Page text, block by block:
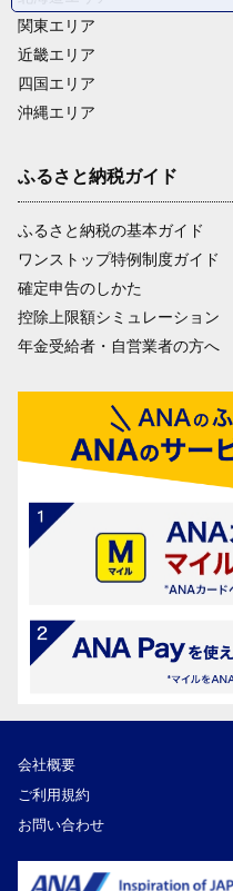
関東エリア
近畿エリア
四国エリア
沖縄エリア
ふるさと納税ガイド
ふるさと納税の基本ガイド
ワンストップ特例制度ガイド
確定申告のしかた
控除上限額シミュレーション
年金受給者・自営業者の方へ
会社概要
ご利用規約
お問い合わせ